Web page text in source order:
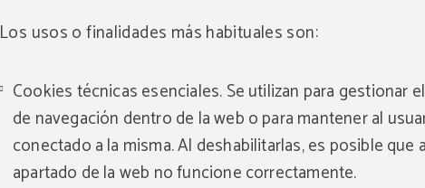
Los usos o finalidades más habituales son:
Cookies técnicas esenciales. Se utilizan para gestionar
de navegación dentro de la web o para mantener al
conectado a la misma. Al deshabilitarlas, es posible que
apartado de la web no funcione correctamente.
Disfruta de nuestra piscina desde el 13/06/2025 hasta el
RESERVAR
Disfruta de un 8 % de descuento
RESERVAR